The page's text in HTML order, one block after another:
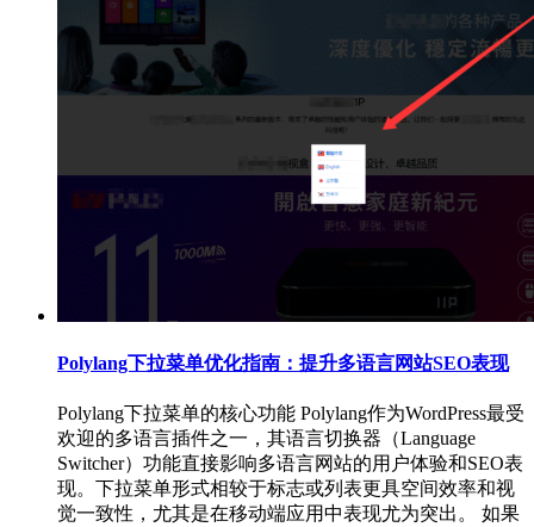
Polylang下拉菜单优化指南：提升多语言网站SEO表现
Polylang下拉菜单的核心功能 Polylang作为WordPress最受
欢迎的多语言插件之一，其语言切换器（Language
Switcher）功能直接影响多语言网站的用户体验和SEO表
现。下拉菜单形式相较于标志或列表更具空间效率和视
觉一致性，尤其是在移动端应用中表现尤为突出。 如果